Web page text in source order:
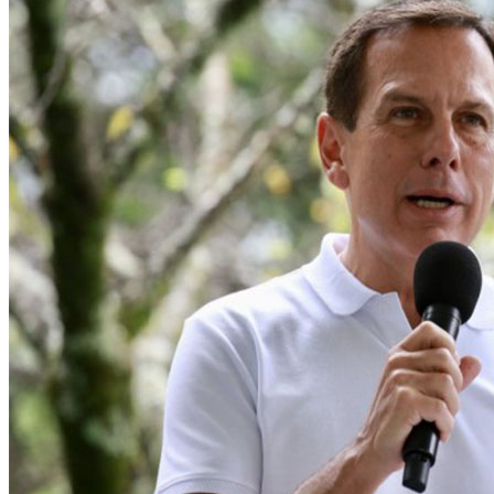
Política
Eleições
Esportes
Saúde
Segurança
Cultura
Meio Ambiente
Educação
Bairros de Barueri
Selecione sua região Para notícias da sua região
AldeiaAldeia da SerraAldeia de BarueriAlphavilleBairro JubranBelval
MilitarItapevi JandiraJardim AudirJardim Belval Jardim Califórnia
CristinaJardim Maria Helena Jardim Mutinga Jardim ParaísoJardim
Aldeinha
OsascoParque dos Camargos Parque ImperialParque Santa
Conde
Vila Márcia Vila Nossa Sra. da EscadaVila
Para Sua Empresa
Anuncie no Portal
Guia de Empresas
Divulgar VagasNovo